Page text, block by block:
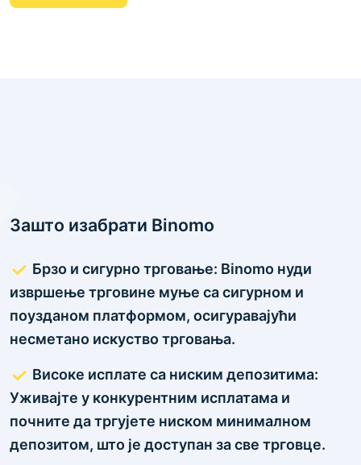
Зашто изабрати Binomo
Брзо и сигурно трговање: Binomo нуди
извршење трговине муње са сигурном и
поузданом платформом, осигуравајући
несметано искуство трговања.
Високе исплате са ниским депозитима:
Уживајте у конкурентним исплатама и
почните да тргујете ниском минималном
депозитом, што је доступан за све трговце.